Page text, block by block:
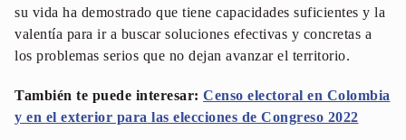
su vida ha demostrado que tiene capacidades suficientes y la
valentía para ir a buscar soluciones efectivas y concretas a
los problemas serios que no dejan avanzar el territorio.
También te puede interesar: Censo electoral en Colombia
y en el exterior para las elecciones de Congreso 2022